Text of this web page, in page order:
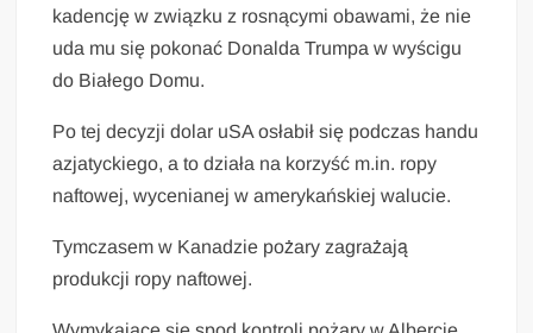
kadencję w związku z rosnącymi obawami, że nie
uda mu się pokonać Donalda Trumpa w wyścigu
do Białego Domu.
Po tej decyzji dolar uSA osłabił się podczas handu
azjatyckiego, a to działa na korzyść m.in. ropy
naftowej, wycenianej w amerykańskiej walucie.
Tymczasem w Kanadzie pożary zagrażają
produkcji ropy naftowej.